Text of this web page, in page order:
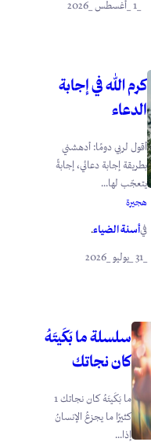
_1 _أغسطس _2026
كرم الله في إجابة
الدعاء
أقول لربي دومًا: أدهشني
بطريقة إجابة دعائي، إجابةً
يتعجّب لها...
هجيرة
فيأسنة الضياء.
سلسلة ما بَكَيتَهُ
كان نجاتك
ما بَكَيتَهُ كان نجاتك 1
كثيرًا ما يجزعُ الإنسانُ
إذا...